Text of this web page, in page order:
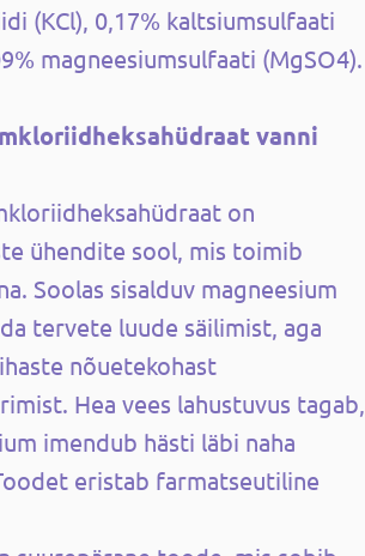
(KCl), 0,17% kaltsiumsulfaati
magneesiumsulfaati (MgSO4).
vanni
on
ühendite sool, mis toimib
Soolas sisalduv magneesium
tervete luude säilimist, aga
nõuetekohast
Hea vees lahustuvus tagab,
imendub hästi läbi naha
eristab farmatseutiline